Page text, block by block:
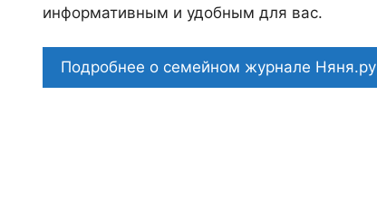
информативным и удобным для вас.
Подробнее о семейном журнале Няня.ру